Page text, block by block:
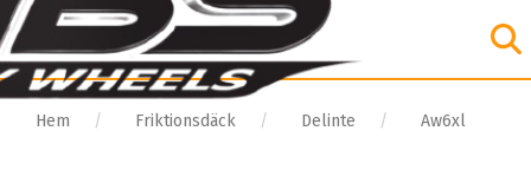
Hem Friktionsdäck Delinte Aw6xl